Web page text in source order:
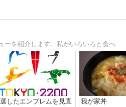
福岡市を中心に外食メニューを紹介します。私がいろいろと食べて歩いた外食の記録を、もったいないのでBlogにしてみました。
したエンブレムを見直
我が家丼